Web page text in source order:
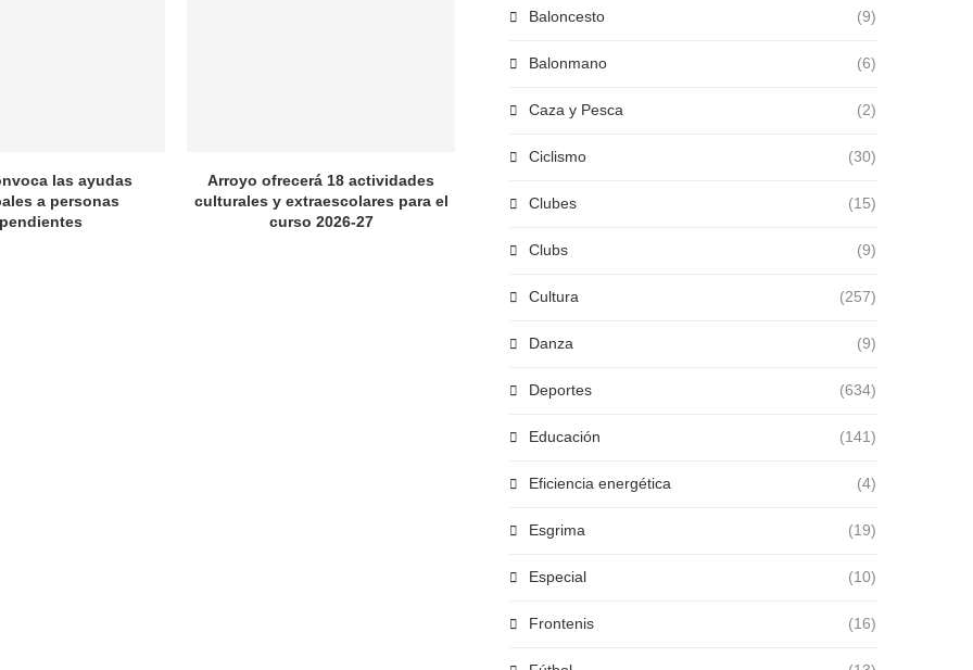
las ayudas
a personas
Arroyo ofrecerá 18 actividades
culturales y extraescolares para el
curso 2026-27
Baloncesto (9)
Balonmano (6)
Caza y Pesca (2)
Ciclismo (30)
Clubes (15)
Clubs (9)
Cultura (257)
Danza (9)
Deportes (634)
Educación (141)
Eficiencia energética (4)
Esgrima (19)
Especial (10)
Frontenis (16)